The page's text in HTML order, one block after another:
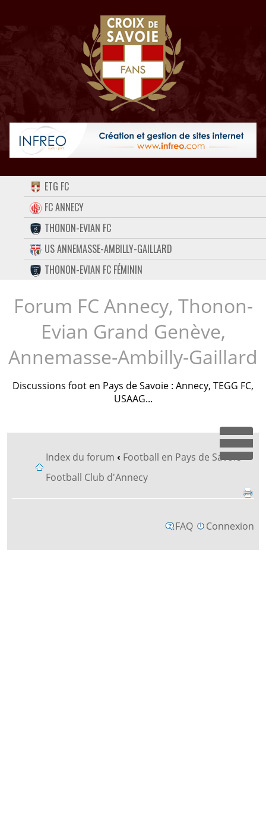
ACCUEIL
FORUM
CONTACT
FACEBOOK
TWITTER
INSTAGRAM
ETG FC
FC ANNECY
THONON-EVIAN FC
US ANNEMASSE-AMBILLY-GAILLARD
THONON-EVIAN FC FÉMININ
Forum FC Annecy, Thonon-
Evian Grand Genève,
Annemasse-Ambilly-Gaillard
Discussions foot en Pays de Savoie : Annecy, TEGG FC,
USAAG...
Index du forum ‹ Football en Pays de Savoie‹
Football Club d'Annecy
FAQ Connexion